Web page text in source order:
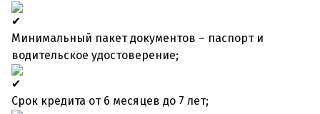
Минимальный пакет документов – паспорт и
водительское удостоверение;
Срок кредита от 6 месяцев до 7 лет;